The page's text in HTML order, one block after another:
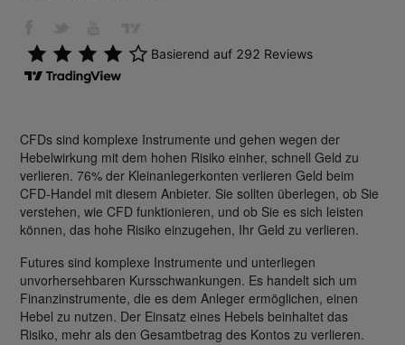
CFDs sind komplexe Instrumente und gehen wegen der
Hebelwirkung mit dem hohen Risiko einher, schnell Geld zu
verlieren. 76% der Kleinanlegerkonten verlieren Geld beim
CFD-Handel mit diesem Anbieter. Sie sollten überlegen, ob Sie
verstehen, wie CFD funktionieren, und ob Sie es sich leisten
können, das hohe Risiko einzugehen, Ihr Geld zu verlieren.
Futures sind komplexe Instrumente und unterliegen
unvorhersehbaren Kursschwankungen. Es handelt sich um
Finanzinstrumente, die es dem Anleger ermöglichen, einen
Hebel zu nutzen. Der Einsatz eines Hebels beinhaltet das
Risiko, mehr als den Gesamtbetrag des Kontos zu verlieren.